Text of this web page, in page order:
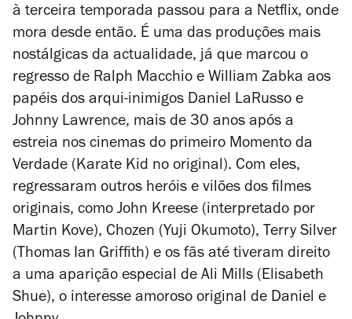
à terceira temporada passou para a Netflix, onde
mora desde então. É uma das produções mais
nostálgicas da actualidade, já que marcou o
regresso de Ralph Macchio e William Zabka aos
papéis dos arqui-inimigos Daniel LaRusso e
Johnny Lawrence, mais de 30 anos após a
estreia nos cinemas do primeiro Momento da
Verdade (Karate Kid no original). Com eles,
regressaram outros heróis e vilões dos filmes
originais, como John Kreese (interpretado por
Martin Kove), Chozen (Yuji Okumoto), Terry Silver
(Thomas Ian Griffith) e os fãs até tiveram direito
a uma aparição especial de Ali Mills (Elisabeth
Shue), o interesse amoroso original de Daniel e